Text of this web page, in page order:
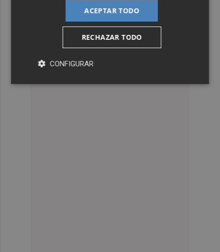
ACEPTAR TODO
RECHAZAR TODO
CONFIGURAR